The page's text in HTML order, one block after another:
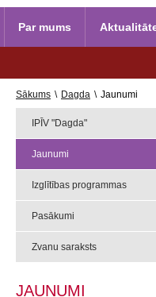
Par mums
Sākums \ Dagda \ Jaunumi
IPĪV "Dagda"
Jaunumi
Izglītības programmas
Pasākumi
Zvanu saraksts
JAUNUMI